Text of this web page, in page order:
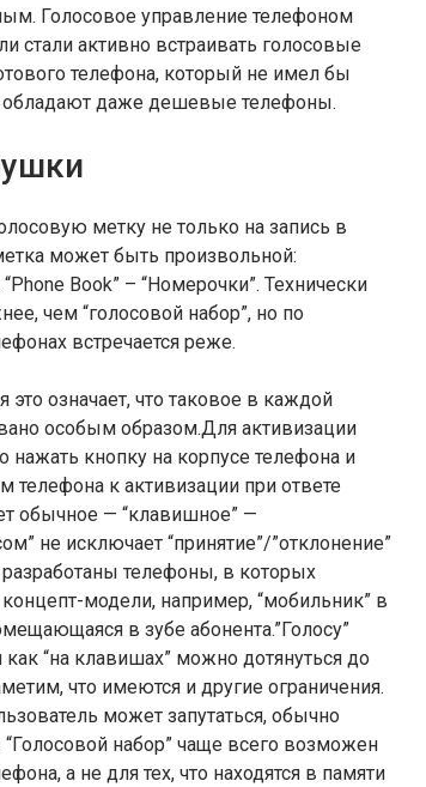
Голосовое управление телефоном
стали активно встраивать голосовые
телефона, который не имел бы
обладают даже дешевые телефоны.
метку не только на запись в
может быть произвольной:
Book” – “Номерочки”. Технически
чем “голосовой набор”, но по
встречается реже.
означает, что таковое в каждой
особым образом.Для активизации
нажать кнопку на корпусе телефона и
телефона к активизации при ответе
обычное — “клавишное” —
не исключает “принятие”/”отклонение”
телефоны, в которых
модели, например, “мобильник” в
в зубе абонента.”Голосу”
“на клавишах” можно дотянуться до
что имеются и другие ограничения.
может запутаться, обычно
набор” чаще всего возможен
а не для тех, что находятся в памяти